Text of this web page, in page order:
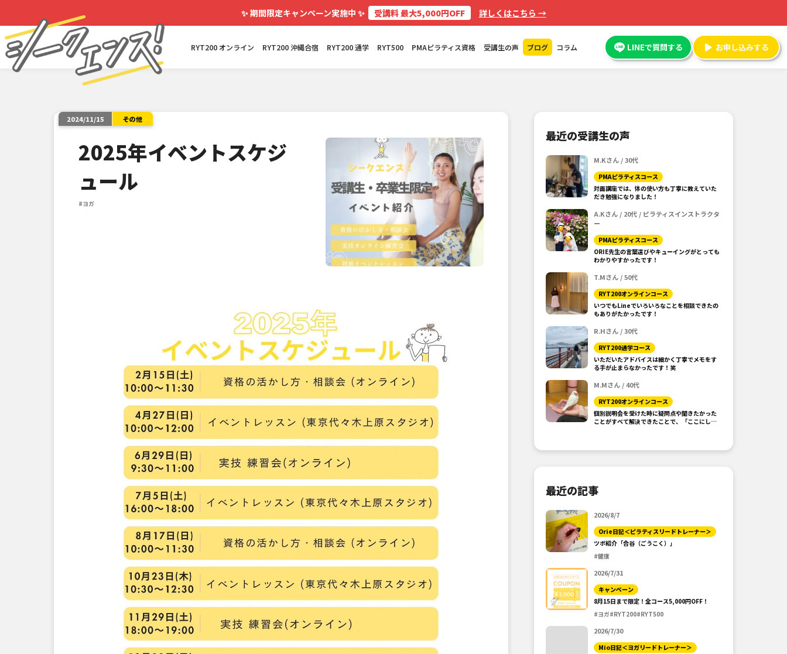
✨期間限定キャンペーン実施中 ✨ 受講料 最大5,000円OFF 詳しくはこちら →
RYT200 オンライン RYT200 沖縄合宿 RYT200 通学 RYT500 PMAピラティス資格 受講生の声 ブログ コラム LINEで質問する お申し込みする
2024/11/15 その他
2025年イベントスケジ
ュール
#ヨガ
最近の受講生の声
M.Kさん / 30代
PMAピラティスコース
対面講座では、体の使い方も丁寧に教えていた
だき勉強になりました！
A.Kさん / 20代 / ピラティスインストラクタ
ー
PMAピラティスコース
ORIE先生の言葉選びやキューイングがとっても
わかりやすかったです！
T.Mさん / 50代
RYT200オンラインコース
いつでもLineでいろいろなことを相談できたの
もありがたかったです！
R.Hさん / 30代
RYT200通学コース
いただいたアドバイスは細かく丁寧でメモをす
る手が止まらなかったです！笑
M.Mさん / 40代
RYT200オンラインコース
個別説明会を受けた時に疑問点や聞きたかった
ことがすべて解決できたことで、「ここにしよ
最近の記事
2026/8/7
Orie日記＜ピラティスリードトレーナー＞
ツボ紹介「合谷（ごうこく）」
#健康
2026/7/31
キャンペーン
8月15日まで限定！全コース5,000円OFF！
#ヨガ#RYT200#RYT500
2026/7/30
Mio日記＜ヨガリードトレーナー＞